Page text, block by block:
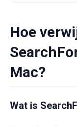
Hoe
Mac?
Wat is